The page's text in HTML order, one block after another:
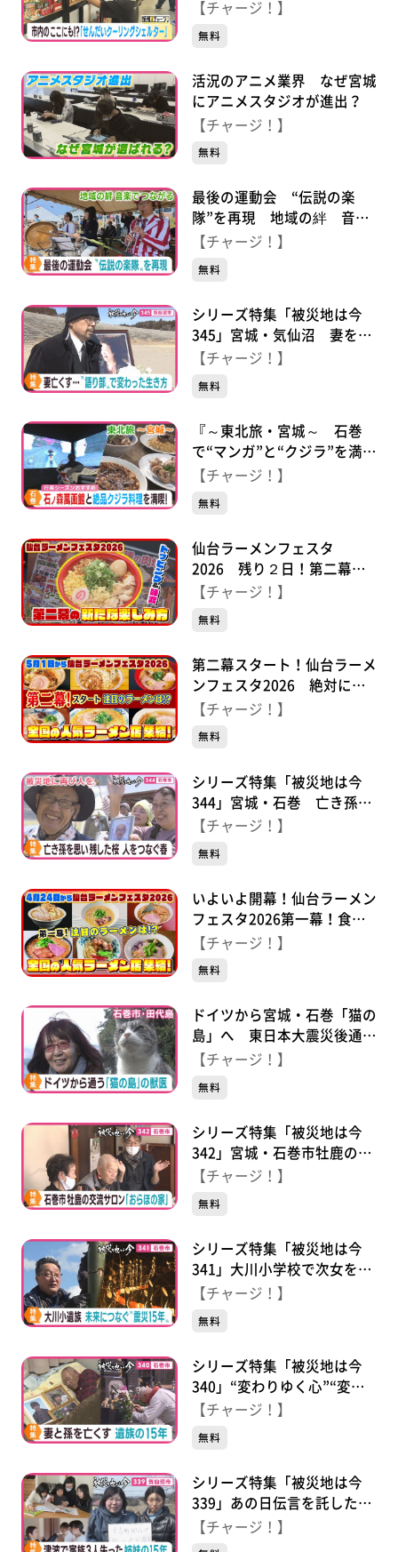
【チャージ！】
無料
活況のアニメ業界 なぜ宮城
にアニメスタジオが進出？
【チャージ！】
無料
最後の運動会 “伝説の楽
隊”を再現 地域の絆 音楽
でつながる
【チャージ！】
無料
シリーズ特集「被災地は今
345」宮城・気仙沼 妻を亡
くした元消防士 語り部で変
【チャージ！】
無料
『～東北旅・宮城～ 石巻
で“マンガ”と“クジラ”を満
喫』2026年4月27日（月）放
【チャージ！】
無料
仙台ラーメンフェスタ
2026 残り２日！第二幕の
新たな楽しみ方♪
【チャージ！】
無料
第二幕スタート！仙台ラーメ
ンフェスタ2026 絶対にう
まい、最強のラーメンをすべ
【チャージ！】
無料
シリーズ特集「被災地は今
344」宮城・石巻 亡き孫を
思い残した桜 今も人をつな
【チャージ！】
無料
いよいよ開幕！仙台ラーメン
フェスタ2026第一幕！食べ
逃せない麵がここにある！
【チャージ！】
無料
ドイツから宮城・石巻「猫の
島」へ 東日本大震災後通い
続ける獣医師
【チャージ！】
無料
シリーズ特集「被災地は今
342」宮城・石巻市牡鹿の被
災者サロン“おらほの家” 支
【チャージ！】
無料
シリーズ特集「被災地は今
341」大川小学校で次女を亡
くした男性 校舎保存・風化
【チャージ！】
無料
シリーズ特集「被災地は今
340」“変わりゆく心”“変わ
らぬ心” 妻と孫を亡くす
【チャージ！】
無料
シリーズ特集「被災地は今
339」あの日伝言を託した
人々のその後 津波で家族３
【チャージ！】